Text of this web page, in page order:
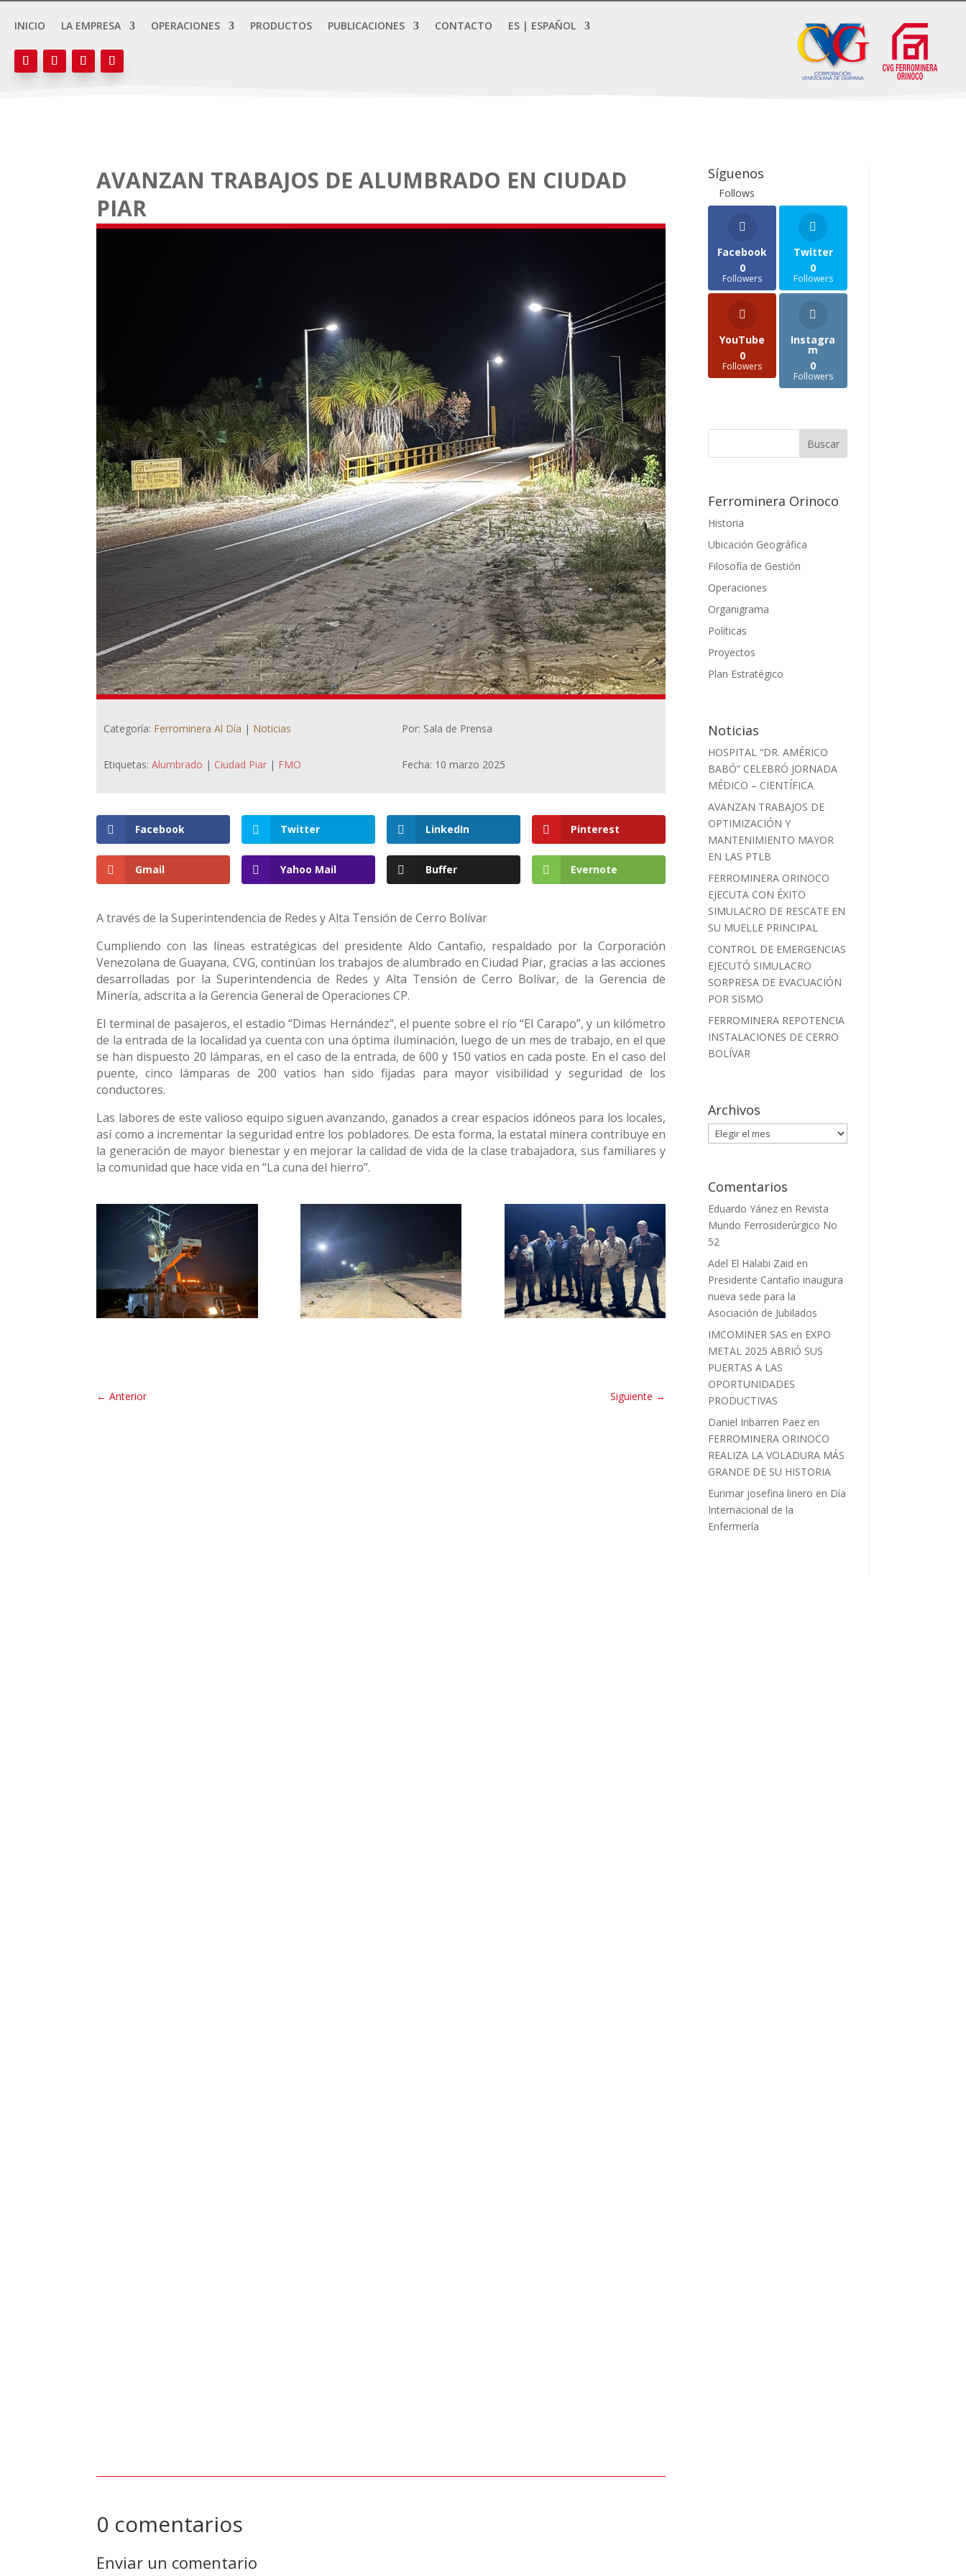
INICIO LA EMPRESA OPERACIONES PRODUCTOS PUBLICACIONES CONTACTO ES | ESPAÑOL
AVANZAN TRABAJOS DE ALUMBRADO EN CIUDAD
PIAR
Categoría: Ferrominera Al Día | Noticias
Etiquetas:Alumbrado | Ciudad Piar | FMO
Por: Sala de Prensa
Fecha: 10 marzo 2025
Facebook Twitter LinkedIn Pinterest
Gmail Yahoo Mail Buffer Evernote
A través de la Superintendencia de Redes y Alta Tensión de Cerro Bolívar
Cumpliendo con las líneas estratégicas del presidente Aldo Cantafio, respaldado por la Corporación
Venezolana de Guayana, CVG, continúan los trabajos de alumbrado en Ciudad Piar, gracias a las acciones
desarrolladas por la Superintendencia de Redes y Alta Tensión de Cerro Bolívar, de la Gerencia de
Minería, adscrita a la Gerencia General de Operaciones CP.
El terminal de pasajeros, el estadio “Dimas Hernández”, el puente sobre el río “El Carapo”, y un kilómetro
de la entrada de la localidad ya cuenta con una óptima iluminación, luego de un mes de trabajo, en el que
se han dispuesto 20 lámparas, en el caso de la entrada, de 600 y 150 vatios en cada poste. En el caso del
puente, cinco lámparas de 200 vatios han sido fijadas para mayor visibilidad y seguridad de los
conductores.
Las labores de este valioso equipo siguen avanzando, ganados a crear espacios idóneos para los locales,
así como a incrementar la seguridad entre los pobladores. De esta forma, la estatal minera contribuye en
la generación de mayor bienestar y en mejorar la calidad de vida de la clase trabajadora, sus familiares y
la comunidad que hace vida en “La cuna del hierro”.
←Anterior Siguiente →
0 comentarios
Enviar un comentario
Síguenos
Follows
Facebook
0
Followers
Twitter
0
Followers
YouTube
0
Followers
Instagra
m
0
Followers
Ferrominera Orinoco
Historia
Ubicación Geográfica
Filosofía de Gestión
Operaciones
Organigrama
Políticas
Proyectos
Plan Estratégico
Noticias
HOSPITAL “DR. AMÉRICO
BABÓ” CELEBRÓ JORNADA
MÉDICO – CIENTÍFICA
AVANZAN TRABAJOS DE
OPTIMIZACIÓN Y
MANTENIMIENTO MAYOR
EN LAS PTLB
FERROMINERA ORINOCO
EJECUTA CON ÉXITO
SIMULACRO DE RESCATE EN
SU MUELLE PRINCIPAL
CONTROL DE EMERGENCIAS
EJECUTÓ SIMULACRO
SORPRESA DE EVACUACIÓN
POR SISMO
FERROMINERA REPOTENCIA
INSTALACIONES DE CERRO
BOLÍVAR
Archivos
Archivos
Comentarios
Eduardo Yánez en Revista
Mundo Ferrosiderúrgico No
52
Adel El Halabi Zaid en
Presidente Cantafio inaugura
nueva sede para la
Asociación de Jubilados
IMCOMINER SAS en EXPO
METAL 2025 ABRIÓ SUS
PUERTAS A LAS
OPORTUNIDADES
PRODUCTIVAS
Daniel Iribarren Paez en
FERROMINERA ORINOCO
REALIZA LA VOLADURA MÁS
GRANDE DE SU HISTORIA
Eurimar josefina linero en Día
Internacional de la
Enfermería